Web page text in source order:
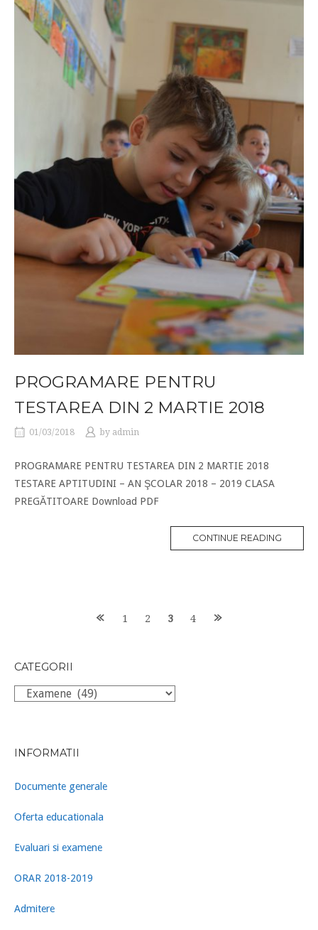
PROGRAMARE PENTRU
TESTAREA DIN 2 MARTIE 2018
01/03/2018 by admin
PROGRAMARE PENTRU TESTAREA DIN 2 MARTIE 2018
TESTARE APTITUDINI – AN ŞCOLAR 2018 – 2019 CLASA
PREGĂTITOARE Download PDF
CONTINUE READING
1 2 3 4
CATEGORII
Categorii
INFORMATII
Documente generale
Oferta educationala
Evaluari si examene
ORAR 2018-2019
Admitere